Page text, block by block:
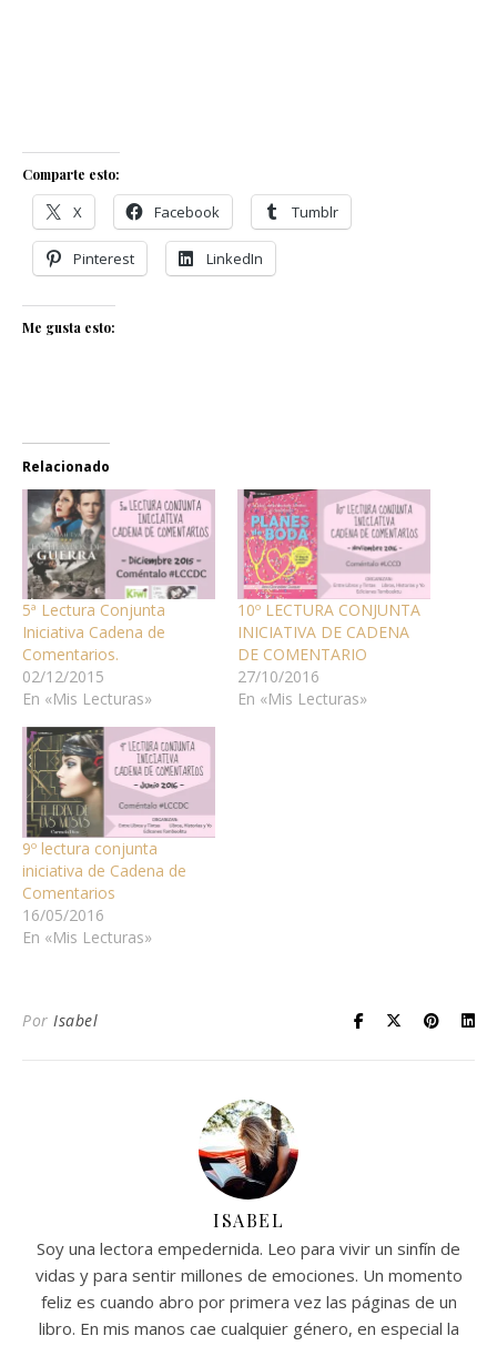
Comparte esto:
X Facebook Tumblr
Pinterest LinkedIn
Me gusta esto:
Relacionado
5ª Lectura Conjunta
Iniciativa Cadena de
Comentarios.
02/12/2015
En «Mis Lecturas»
10º LECTURA CONJUNTA
INICIATIVA DE CADENA
DE COMENTARIO
27/10/2016
En «Mis Lecturas»
9º lectura conjunta
iniciativa de Cadena de
Comentarios
16/05/2016
En «Mis Lecturas»
Por Isabel
ISABEL
Soy una lectora empedernida. Leo para vivir un sinfín de
vidas y para sentir millones de emociones. Un momento
feliz es cuando abro por primera vez las páginas de un
libro. En mis manos cae cualquier género, en especial la